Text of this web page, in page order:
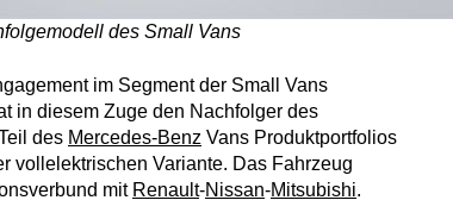
des Small Vans
im Segment der Small Vans
in diesem Zuge den Nachfolger des
des Mercedes-Benz Vans Produktportfolios
vollelektrischen Variante. Das Fahrzeug
mit Renault-Nissan-Mitsubishi.